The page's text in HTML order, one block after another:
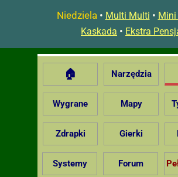
Niedziela• Multi Multi •
Kaskada • Ekstra
🏠 Narzędzia
Wygrane Mapy
Zdrapki Gierki
Systemy Forum